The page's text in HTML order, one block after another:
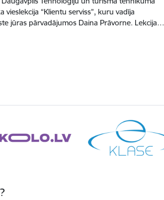
vieslekcija “Klientu serviss”, kuru vadīja
jūras pārvadājumos Daina Prāvorne. Lekcija…